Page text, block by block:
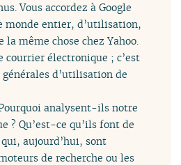
Vous accordez à Google
monde entier, d’utilisation,
même chose chez Yahoo.
courrier électronique ; c’est
d’utilisation de
analysent-ils notre
? Qu’est-ce qu’ils font de
aujourd’hui, sont
de recherche ou les